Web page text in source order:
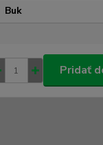
Pridať